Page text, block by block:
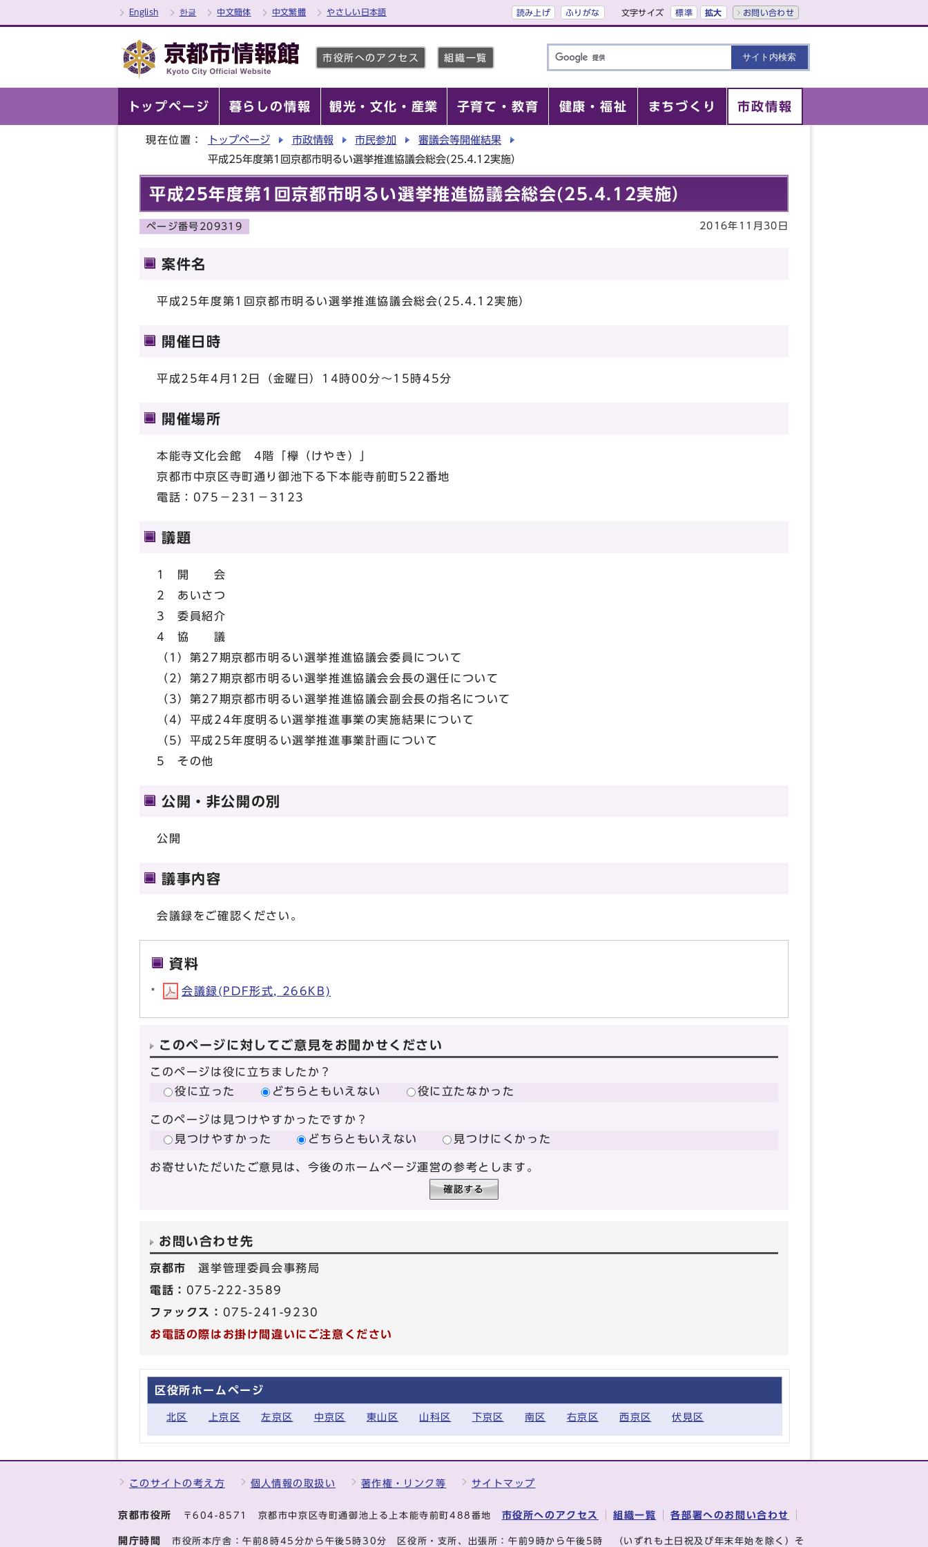
English 한글 中文簡体 中文繁體 やさしい日本語 読み上げ ふりがな 文字サイズ 標準 拡大 お問い合わせ
市役所へのアクセス 組織一覧
トップページ 暮らしの情報 観光・文化・産業 子育て・教育 健康・福祉 まちづくり 市政情報
現在位置： トップページ 市政情報 市民参加
審議会等開催結果
平成25年度第1回京都市明るい選挙推進協議会総会(25.4.12実施）
平成25年度第1回京都市明るい選挙推進協議会総会(25.4.12実施）
ページ番号209319 2016年11月30日
案件名
平成25年度第1回京都市明るい選挙推進協議会総会(25.4.12実施）
開催日時
平成25年4月12日（金曜日）14時00分～15時45分
開催場所
本能寺文化会館 4階「欅（けやき）」
京都市中京区寺町通り御池下る下本能寺前町522番地
電話：075－231－3123
議題
1 開 会
2 あいさつ
3 委員紹介
4 協 議
（1）第27期京都市明るい選挙推進協議会委員について
（2）第27期京都市明るい選挙推進協議会会長の選任について
（3）第27期京都市明るい選挙推進協議会副会長の指名について
（4）平成24年度明るい選挙推進事業の実施結果について
（5）平成25年度明るい選挙推進事業計画について
5 その他
公開・非公開の別
公開
議事内容
会議録をご確認ください。
資料
会議録(PDF形式, 266KB)
このページに対してご意見をお聞かせください
このページは役に立ちましたか？
役に立った
どちらともいえない 役に立たなかった
このページは見つけやすかったですか？
見つけやすかった
どちらともいえない 見つけにくかった
お寄せいただいたご意見は、今後のホームページ運営の参考とします。
お問い合わせ先
京都市選挙管理委員会事務局
電話： 075-222-3589
ファックス： 075-241-9230
お電話の際はお掛け間違いにご注意ください
区役所ホームページ
北区 上京区 左京区 中京区 東山区 山科区 下京区 南区 右京区 西京区 伏見区
このサイトの考え方 個人情報の取扱い 著作権・リンク等 サイトマップ
京都市役所 〒604-8571 京都市中京区寺町通御池上る上本能寺前町488番地 市役所へのアクセス 組織一覧 各部署へのお問い合わせ
開庁時間 市役所本庁舎：午前8時45分から午後5時30分 区役所・支所、出張所：午前9時から午後5時 （いずれも土日祝及び年末年始を除く）そ